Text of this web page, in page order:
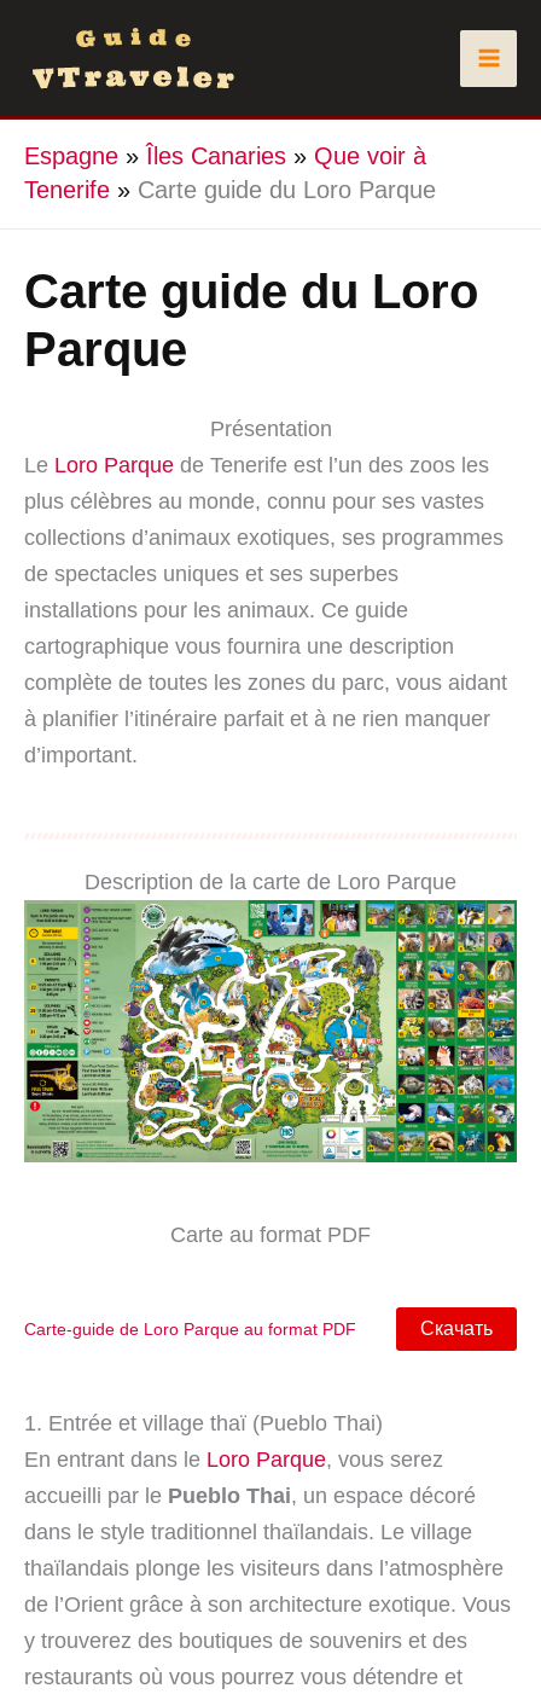
contenu
Espagne » Îles Canaries » Que voir à
Tenerife » Carte guide du Loro Parque
Carte guide du Loro
Parque
Présentation
Le Loro Parque de Tenerife est l’un des zoos les
plus célèbres au monde, connu pour ses vastes
collections d’animaux exotiques, ses programmes
de spectacles uniques et ses superbes
installations pour les animaux. Ce guide
cartographique vous fournira une description
complète de toutes les zones du parc, vous aidant
à planifier l’itinéraire parfait et à ne rien manquer
d’important.
Description de la carte de Loro Parque
Carte au format PDF
Carte-guide de Loro Parque au format PDF Скачать
1. Entrée et village thaï (Pueblo Thai)
En entrant dans le Loro Parque, vous serez
accueilli par le Pueblo Thai, un espace décoré
dans le style traditionnel thaïlandais. Le village
thaïlandais plonge les visiteurs dans l’atmosphère
de l’Orient grâce à son architecture exotique. Vous
y trouverez des boutiques de souvenirs et des
restaurants où vous pourrez vous détendre et